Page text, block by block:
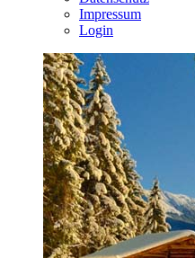
Impressum
Login